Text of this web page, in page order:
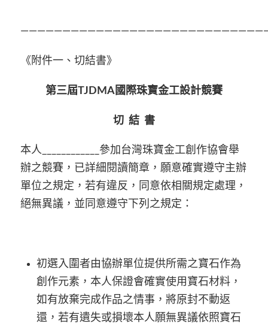
《附件一、切結書》
第三屆TJDMA國際珠寶金工設計競賽
切 結 書
本人____________參加台灣珠寶金工創作協會舉
辦之競賽，已詳細閱讀簡章，願意確實遵守主辦
單位之規定，若有違反，同意依相關規定處理，
絕無異議，並同意遵守下列之規定：
初選入圍者由協辦單位提供所需之寶石作為
創作元素，本人保證會確實使用寶石材料，
如有放棄完成作品之情事，將原封不動返
還，若有遺失或損壞本人願無異議依照寶石